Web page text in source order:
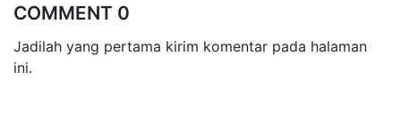
COMMENT 0
Jadilah yang pertama kirim komentar pada halaman
ini.